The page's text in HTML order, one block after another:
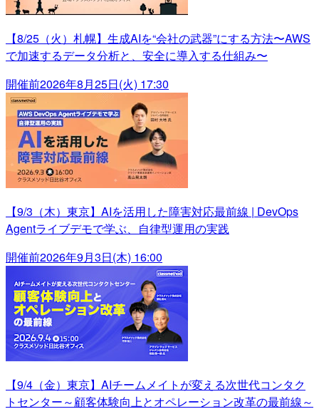
【8/25（火）札幌】生成AIを“会社の武器”にする方法〜AWS
で加速するデータ分析と、安全に導入する仕組み〜
開催前2026年8月25日(火) 17:30
【9/3（木）東京】AIを活用した障害対応最前線 | DevOps
Agentライブデモで学ぶ、自律型運用の実践
開催前2026年9月3日(木) 16:00
【9/4（金）東京】AIチームメイトが変える次世代コンタク
トセンター～顧客体験向上とオペレーション改革の最前線～